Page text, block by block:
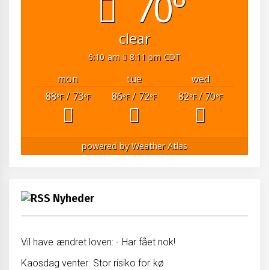
clear
6:10 am 8:11 pm CDT
mon tue
wed
88°F/ 73°F 86°F/ 72°F 82°F/ 70°F
powered byWeather Atlas
Nyheder
Vil have ændret loven: - Har fået nok!
Kaosdag venter: Stor risiko for kø